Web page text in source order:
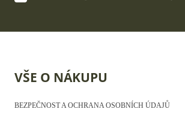
VŠE O NÁKUPU
BEZPEČNOST A OCHRANA OSOBNÍCH ÚDAJŮ